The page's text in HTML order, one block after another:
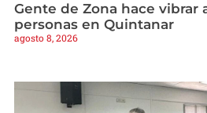
Gente de Zona hace vibrar
personas en Quintanar
agosto 8, 2026